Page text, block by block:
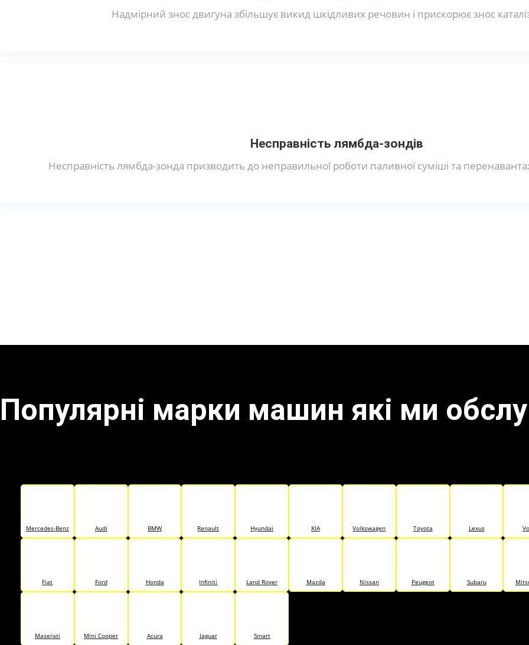
Надмірний знос двигуна збільшує викид шкідливих речовин і прискорює знос
Несправність лямбда-зондів
Несправність лямбда-зонда призводить до неправильної роботи паливної суміші та
Популярні марки машин які ми
Mercedes-Benz Audi BMW Renault Hyundai KIA Volkswagen Toyota Lexus
Fiat Ford Honda Infiniti Land Rover Mazda Nissan Peugeot Subaru
Maserati Mini Cooper Acura Jaguar Smart